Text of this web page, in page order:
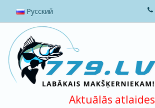
Русский
Aktuālās atlaides